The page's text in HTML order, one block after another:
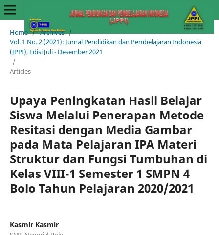
Home / Archives /
Vol. 1 No. 2 (2021): Jurnal Pendidikan dan Pembelajaran Indonesia
(JPPI), Edisi Juli - Desember 2021
/
Articles
Upaya Peningkatan Hasil Belajar
Siswa Melalui Penerapan Metode
Resitasi dengan Media Gambar
pada Mata Pelajaran IPA Materi
Struktur dan Fungsi Tumbuhan di
Kelas VIII-1 Semester 1 SMPN 4
Bolo Tahun Pelajaran 2020/2021
Kasmir Kasmir